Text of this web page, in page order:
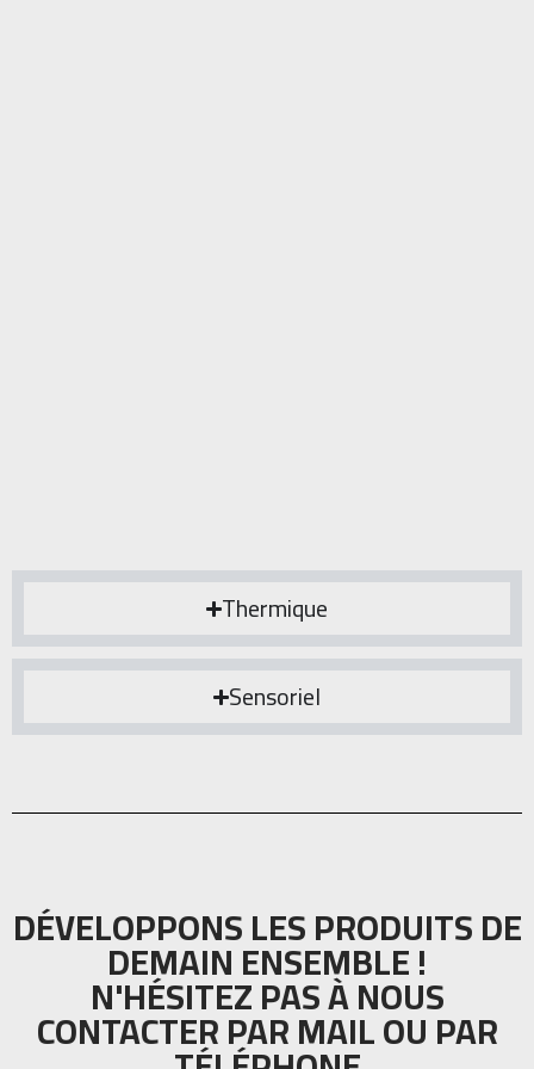
Thermique
Sensoriel
DÉVELOPPONS LES PRODUITS DE
DEMAIN ENSEMBLE !
N'HÉSITEZ PAS À NOUS
CONTACTER PAR MAIL OU PAR